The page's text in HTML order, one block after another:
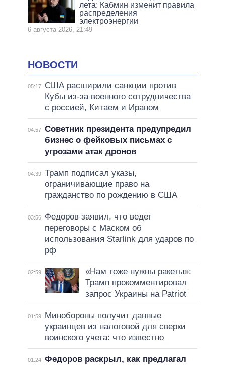
лета: Кабмин изменит правила
распределения
электроэнергии
6 августа 2026, 21:49
НОВОСТИ
05:17
США расширили санкции против
Кубы из-за военного сотрудничества
с россией, Китаем и Ираном
04:57 Советник президента предупредил
бизнес о фейковых письмах с
угрозами атак дронов
04:39 Трамп подписал указы,
ограничивающие право на
гражданство по рождению в США
03:56
Федоров заявил, что ведет
переговоры с Маском об
использования Starlink для ударов по
рф
02:59
«Нам тоже нужны ракеты»:
Трамп прокомментировал
запрос Украины на Patriot
01:59
Минобороны получит данные
украинцев из налоговой для сверки
воинского учета: что известно
01:24 Федоров раскрыл, как предлагал